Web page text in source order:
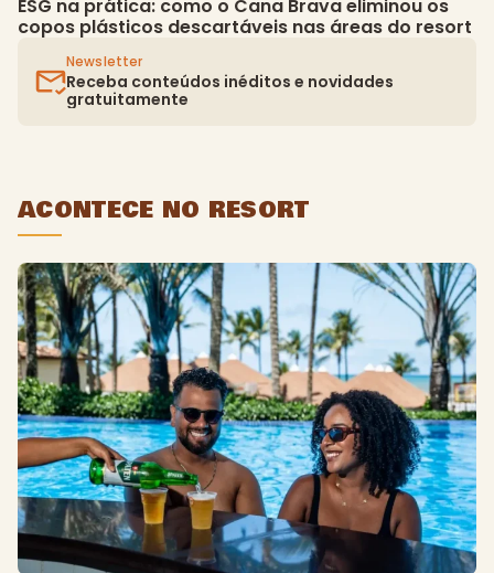
ESG na prática: como o Cana Brava eliminou os
copos plásticos descartáveis nas áreas do resort
Newsletter
Receba conteúdos inéditos e novidades
gratuitamente
ACONTECE NO RESORT